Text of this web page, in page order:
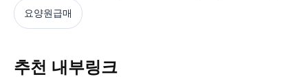
요양원급매
추천 내부링크